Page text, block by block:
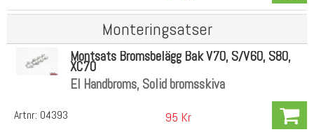
Monteringsatser
Artnr: 04393
Montsats Bromsbelägg Bak V70, S/V60, S80,
XC70
El Handbroms, Solid bromsskiva
95 Kr